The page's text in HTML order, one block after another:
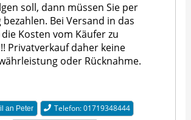
soll, dann müssen Sie per
Bei Versand in das
Kosten vom Käufer zu
Privatverkauf daher keine
oder Rücknahme.
an Peter Telefon: 01719348444